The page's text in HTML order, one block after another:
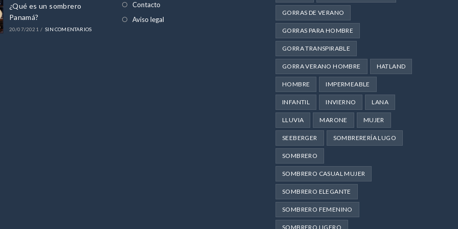
¿Qué es un sombrero
Panamá?
20/07/2021 / SIN COMENTARIOS
Contacto
Aviso legal
GORRAS DE VERANO
GORRAS PARA HOMBRE
GORRA TRANSPIRABLE
GORRA VERANO HOMBRE HATLAND
HOMBRE IMPERMEABLE
INFANTIL INVIERNO LANA
LLUVIA MARONE MUJER
SEEBERGER SOMBRERERÍA LUGO
SOMBRERO
SOMBRERO CASUAL MUJER
SOMBRERO ELEGANTE
SOMBRERO FEMENINO
SOMBRERO LIGERO